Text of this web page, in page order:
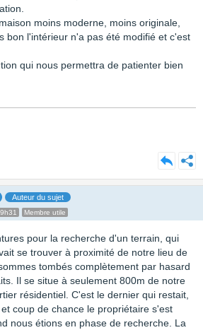
moins moderne, moins originale,
bon l'intérieur n'a pas été modifié et c'est
qui nous permettra de patienter bien
Auteur du sujet
Membre utile
pour la recherche d'un terrain, qui
se trouver à proximité de notre lieu de
tombés complètement par hasard
Il se situe à seulement 800m de notre
résidentiel. C'est le dernier qui restait,
coup de chance le propriétaire s'est
nous étions en phase de recherche. La